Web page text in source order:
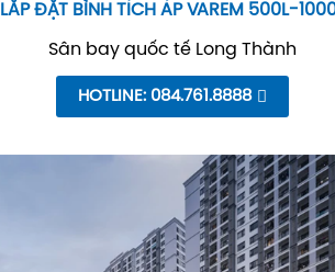
LẮP ĐẶT BÌNH TÍCH ÁP VAREM 500L-
Sân bay quốc tế Long Thành
HOTLINE: 084.761.8888